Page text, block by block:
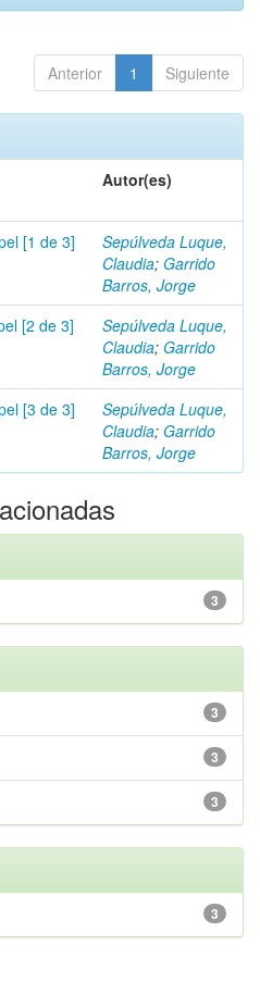
Anterior 1 Siguiente
Autor(es)
[1 de 3]
Sepúlveda Luque,
Claudia; Garrido
Barros, Jorge
[2 de 3]
Sepúlveda Luque,
Claudia; Garrido
Barros, Jorge
[3 de 3]
Sepúlveda Luque,
Claudia; Garrido
Barros, Jorge
3
3
3
3
3